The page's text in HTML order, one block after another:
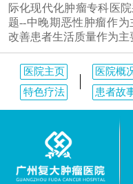
际化现代化肿瘤专科医
题--中晚期恶性肿瘤作为
改善患者生活质量作为主
医院主页 医院概
特色疗法
患者故